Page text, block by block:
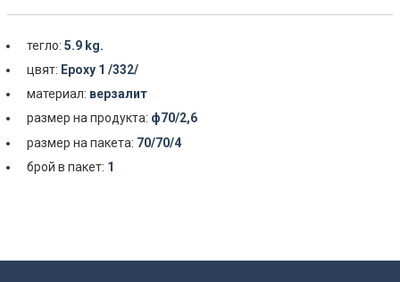
тегло:5.9 kg.
цвят: Epoxy 1 /332/
материал: верзалит
размер на продукта: ф70/2,6
размер на пакета: 70/70/4
брой в пакет: 1